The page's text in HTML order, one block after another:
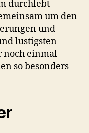
durchlebt
um den
und
lustigsten
noch einmal
so besonders